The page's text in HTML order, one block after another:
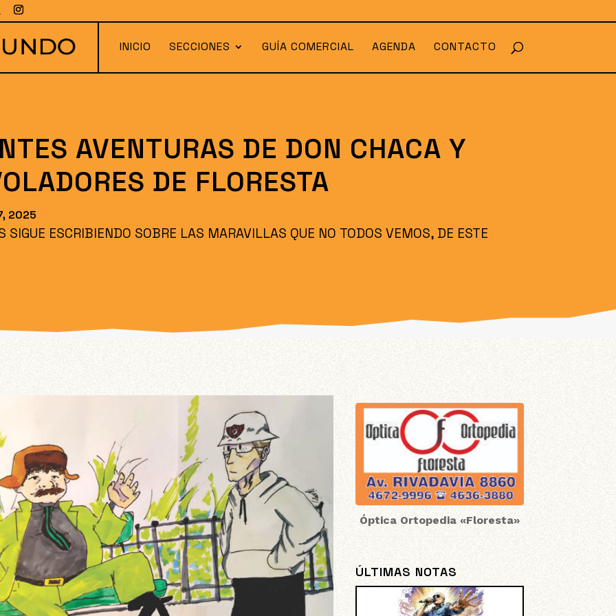
INICIO SECCIONES GUÍA COMERCIAL AGENDA CONTACTO
AVENTURAS DE DON CHACA Y
DE FLORESTA
2025
ESCRIBIENDO SOBRE LAS MARAVILLAS QUE NO TODOS VEMOS, DE ESTE
Óptica Ortopedia «Floresta»
ÚLTIMAS NOTAS